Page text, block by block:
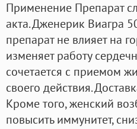
Применение Препарат
акта. Дженерик Виагра
препарат не влияет на
изменяет работу
сочетается с приемом
своего действия.
Кроме того, женский
повысить иммунитет,